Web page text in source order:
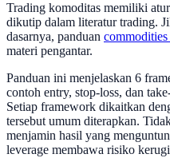
Trading komoditas memiliki
dikutip dalam literatur trading.
dasarnya, panduan
materi pengantar.
Panduan ini menjelaskan 6
contoh entry, stop-loss, dan
Setiap framework dikaitkan
tersebut umum diterapkan.
menjamin hasil yang
leverage membawa risiko